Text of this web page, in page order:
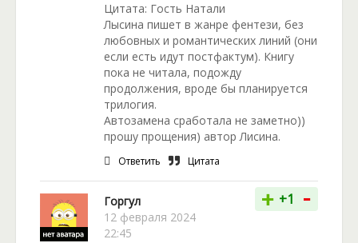
Цитата: Гость Натали
Лысина пишет в жанре фентези, без
любовных и романтических линий (они
если есть идут постфактум). Книгу
пока не читала, подожду
продолжения, вроде бы планируется
трилогия.
Автозамена сработала не заметно))
прошу прощения) автор Лисина.
Ответить Цитата
Горгул
12 февраля 2024
22:45
+ +1 -